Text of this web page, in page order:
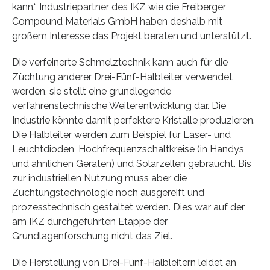
kann.“ Industriepartner des IKZ wie die Freiberger
Compound Materials GmbH haben deshalb mit
großem Interesse das Projekt beraten und unterstützt.
Die verfeinerte Schmelztechnik kann auch für die
Züchtung anderer Drei-Fünf-Halbleiter verwendet
werden, sie stellt eine grundlegende
verfahrenstechnische Weiterentwicklung dar. Die
Industrie könnte damit perfektere Kristalle produzieren.
Die Halbleiter werden zum Beispiel für Laser- und
Leuchtdioden, Hochfrequenzschaltkreise (in Handys
und ähnlichen Geräten) und Solarzellen gebraucht. Bis
zur industriellen Nutzung muss aber die
Züchtungstechnologie noch ausgereift und
prozesstechnisch gestaltet werden. Dies war auf der
am IKZ durchgeführten Etappe der
Grundlagenforschung nicht das Ziel.
Die Herstellung von Drei-Fünf-Halbleitern leidet an